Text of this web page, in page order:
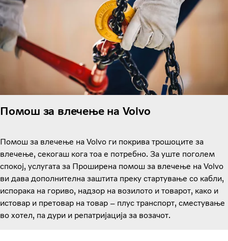
Помош за влечење на Volvo
Помош за влечење на Volvo ги покрива трошоците за
влечење, секогаш кога тоа е потребно. За уште поголем
спокој, услугата за Проширена помош за влечење на Volvo
ви дава дополнителна заштита преку стартување со кабли,
испорака на гориво, надзор на возилото и товарот, како и
истовар и претовар на товар – плус транспорт, сместување
во хотел, па дури и репатријација за возачот.